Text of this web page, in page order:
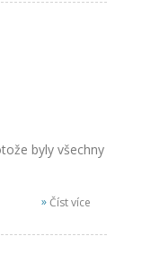
byly všechny
»Číst více